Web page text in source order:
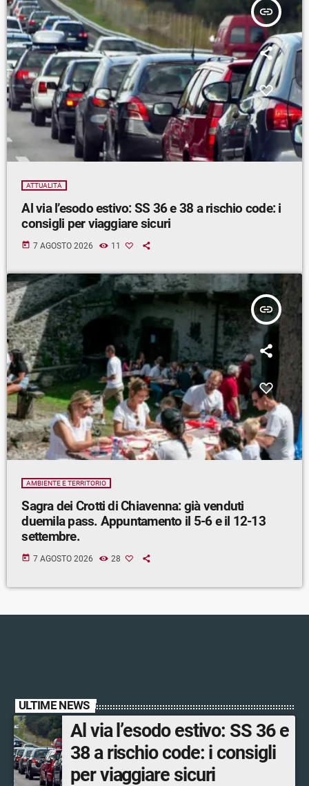
insert_link
ATTUALITÀ
Al via l’esodo estivo: SS 36 e 38 a rischio code: i
consigli per viaggiare sicuri
today 7 AGOSTO 2026 11
insert_link
AMBIENTE E TERRITORIO
Sagra dei Crotti di Chiavenna: già venduti
duemila pass. Appuntamento il 5-6 e il 12-13
settembre.
today 7 AGOSTO 2026 28
ULTIME NEWS
Al via l’esodo estivo: SS 36 e
38 a rischio code: i consigli
per viaggiare sicuri